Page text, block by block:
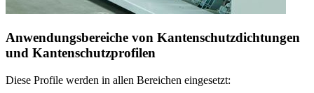
Anwendungsbereiche von Kantenschutzdichtungen
und Kantenschutzprofilen
Diese Profile werden in allen Bereichen eingesetzt: